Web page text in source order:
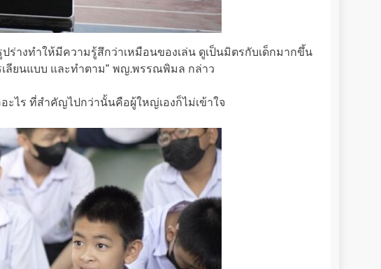
ร่างทำให้มีความรู้สึกว่าเหมือนของเล่น ดูเป็นมิตรกับเด็กมากขึ้น
เลียนแบบ และทำตาม” พญ.พรรณพิมล กล่าว
ไร ที่สำคัญไปกว่านั้นคือผู้ใหญ่เองก็ไม่เข้าใจ